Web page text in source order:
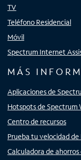
TV
Teléfono Residencial
Móvil
Spectrum Internet
MÁS
Aplicaciones de
Hotspots de Spectrum
Centro de recursos
Prueba tu velocidad
Calculadora de